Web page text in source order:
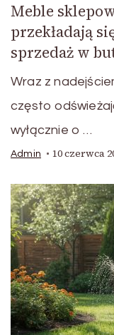
Meble
przekładają
sprzedaż w
Wraz z
często
wyłącznie o …
Admin 10 czerwca